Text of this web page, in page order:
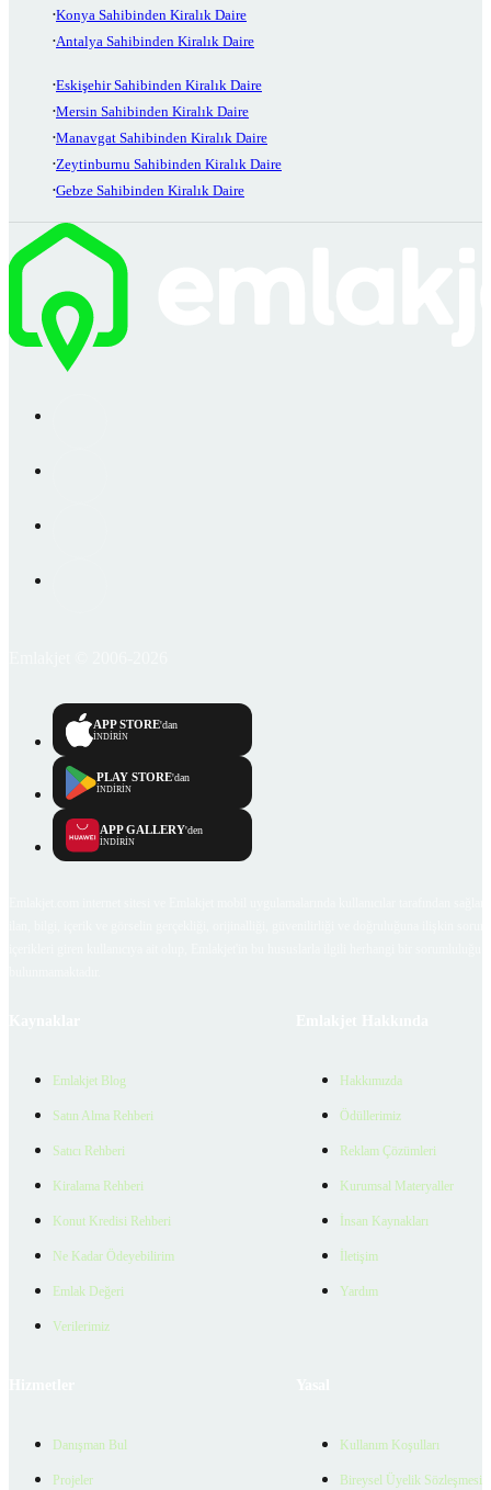
Konya Sahibinden Kiralık Daire
Antalya Sahibinden Kiralık Daire
Eskişehir Sahibinden Kiralık Daire
Mersin Sahibinden Kiralık Daire
Manavgat Sahibinden Kiralık Daire
Zeytinburnu Sahibinden Kiralık Daire
Gebze Sahibinden Kiralık Daire
APP STORE'dan
İNDİRİN
PLAY STORE'dan
İNDİRİN
APP GALLERY'den
İNDİRİN
Emlakjet Blog
Satın Alma Rehberi
Satıcı Rehberi
Kiralama Rehberi
Konut Kredisi Rehberi
Ne Kadar Ödeyebilirim
Emlak Değeri
Verilerimiz
Hakkımızda
Ödüllerimiz
Reklam Çözümleri
Kurumsal Materyaller
İnsan Kaynakları
İletişim
Yardım
Danışman Bul
Projeler
Kullanım Koşulları
Bireysel Üyelik Sözleşmesi